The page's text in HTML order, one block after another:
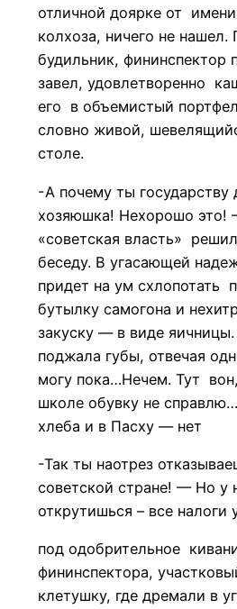
отличной доярке от
колхоза, ничего не нашел.
будильник, фининспектор
завел, удовлетворенно
его в объемистый
словно живой,
столе.
-А почему ты государству
хозяюшка! Нехорошо это!
«советская власть»
беседу. В угасающей
придет на ум схлопотать
бутылку самогона и
закуску — в виде
поджала губы, отвечая
могу пока…Нечем. Тут
школе обувку не
хлеба и в Пасху — нет
-Так ты наотрез
советской стране! — Но у
открутишься – все
под одобрительное
фининспектора,
клетушку, где дремали в